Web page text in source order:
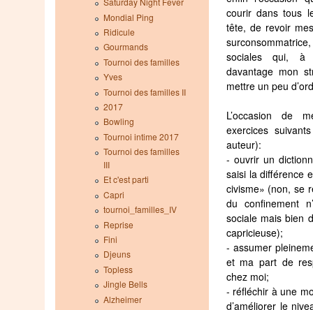
courir dans tous
tête, de revoir
sociales qui, à
davantage mon
mettre un peu
L’occasion de
exercices
auteur):
- ouvrir un
saisi la différence
civisme» (non, se
du confinement
sociale mais bien
capricieuse);
- assumer
et ma part de
chez moi;
- réfléchir à une
d’améliorer le
Mondial Ping
Ridicule
Gourmands
Tournoi des familles
Yves
Tournoi des familles II
2017
Bowling
Tournoi intime 2017
Tournoi des familles
III
Et c'est parti
Capri
tournoi_familles_IV
Reprise
Fini
Djeuns
Topless
Jingle Bells
Alzheimer